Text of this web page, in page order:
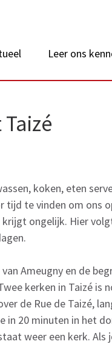
Leer ons
koken, eten
te vinden om ons
ongelijk. Hier
Ameugny en de
kerken in Taizé is
de Rue de Taizé,
in 20 minuten in het
weer een kerk. Als